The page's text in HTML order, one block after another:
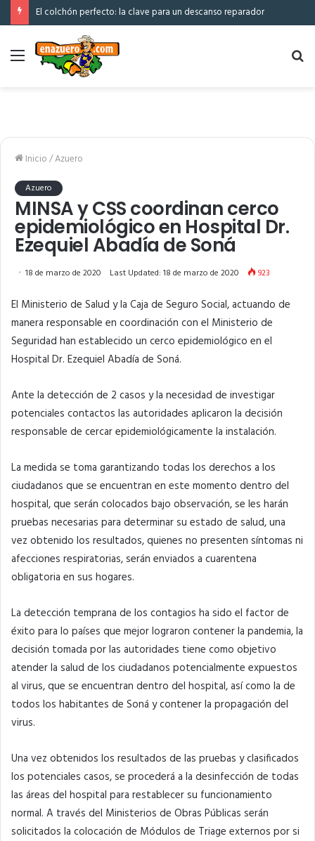
El colchón perfecto: la clave para un descanso reparador
Menú
Inicio/Azuero
Azuero
MINSA y CSS coordinan cerco
epidemiológico en Hospital Dr.
Ezequiel Abadía de Soná
18 de marzo de 2020 Last Updated: 18 de marzo de 2020 923
El Ministerio de Salud y la Caja de Seguro Social, actuando de
manera responsable en coordinación con el Ministerio de
Seguridad han establecido un cerco epidemiológico en el
Hospital Dr. Ezequiel Abadía de Soná.
Ante la detección de 2 casos y la necesidad de investigar
potenciales contactos las autoridades aplicaron la decisión
responsable de cercar epidemiológicamente la instalación.
La medida se toma garantizando todas los derechos a los
ciudadanos que se encuentran en este momento dentro del
hospital, que serán colocados bajo observación, se les harán
pruebas necesarias para determinar su estado de salud, una
vez obtenido los resultados, quienes no presenten síntomas ni
afecciones respiratorias, serán enviados a cuarentena
obligatoria en sus hogares.
La detección temprana de los contagios ha sido el factor de
éxito para lo países que mejor lograron contener la pandemia, la
decisión tomada por las autoridades tiene como objetivo
atender la salud de los ciudadanos potencialmente expuestos
al virus, que se encuentran dentro del hospital, así como la de
todos los habitantes de Soná y contener la propagación del
virus.
Una vez obtenidos los resultados de las pruebas y clasificados
los potenciales casos, se procederá a la desinfección de todas
las áreas del hospital para restablecer su funcionamiento
normal. A través del Ministerios de Obras Públicas serán
solicitados la colocación de Módulos de Triage externos por si